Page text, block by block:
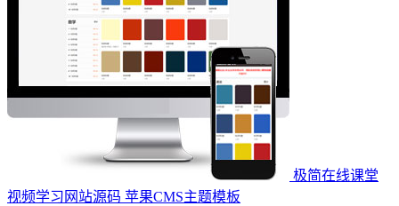
极简在线课堂
视频学习网站源码 苹果CMS主题模板